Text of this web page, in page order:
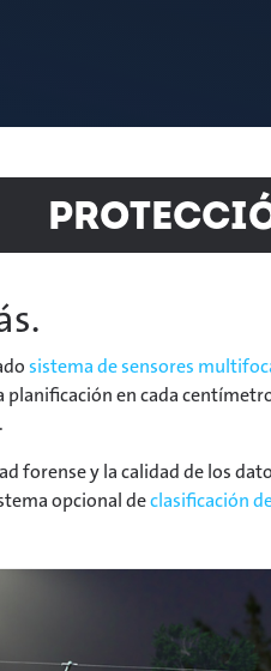
sistema de sensores
planificación en cada
forense y la calidad de los
opcional declasificación